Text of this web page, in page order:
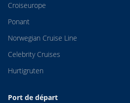
Croiseurope
Ponant
Norwegian Cruise Line
Celebrity Cruises
Hurtigruten
Port de départ